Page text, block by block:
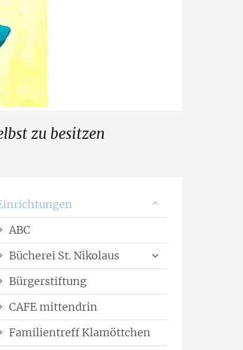
zu besitzen
ABC
Bücherei St. Nikolaus
Bürgerstiftung
CAFE mittendrin
Familientreff Klamöttchen